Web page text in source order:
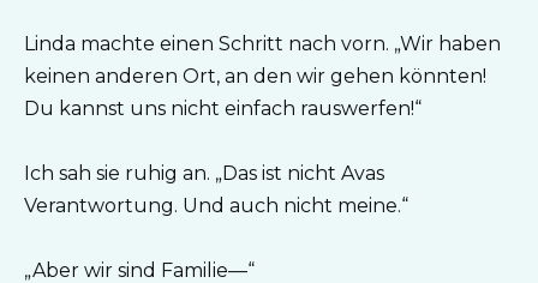
Linda machte einen Schritt nach vorn. „Wir haben
keinen anderen Ort, an den wir gehen könnten!
Du kannst uns nicht einfach rauswerfen!“
Ich sah sie ruhig an. „Das ist nicht Avas
Verantwortung. Und auch nicht meine.“
„Aber wir sind Familie—“